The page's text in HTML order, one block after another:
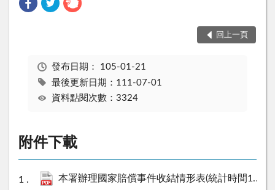
回上一頁
發布日期： 105-01-21
最後更新日期：111-07-01
資料點閱次數：3324
附件下載
本署辦理國家賠償事件收結情形表(統計時間104年1至12月).pdf